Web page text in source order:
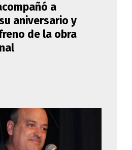
a
su aniversario y
de la obra